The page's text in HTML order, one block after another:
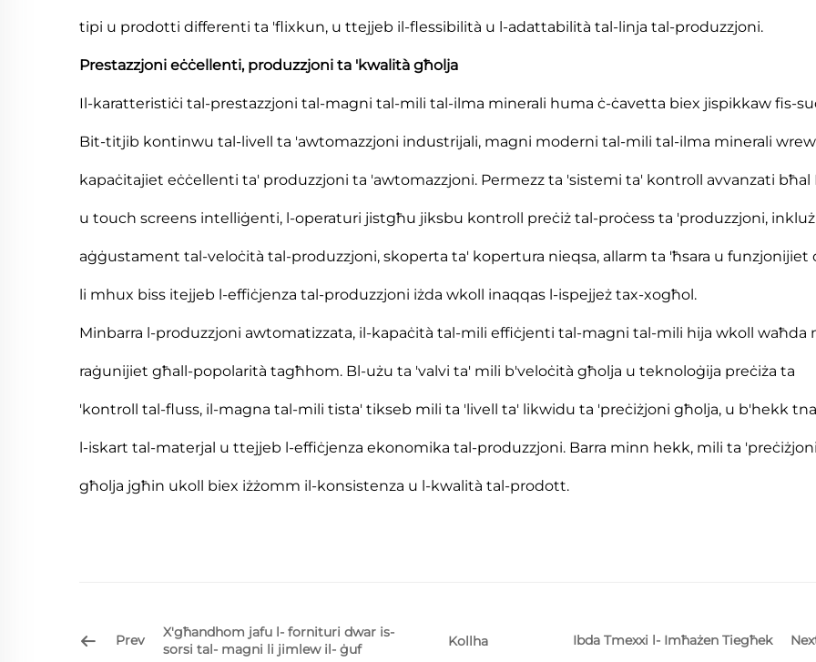
tipi u prodotti differenti ta 'flixkun, u ttejjeb il-flessibilità u l-adattabilità tal-linja tal-produzzjoni.
Prestazzjoni eċċellenti, produzzjoni ta 'kwalità għolja
Il-karatteristiċi tal-prestazzjoni tal-magni tal-mili tal-ilma minerali huma ċ-ċavetta biex jispikkaw fis-
Bit-titjib kontinwu tal-livell ta 'awtomazzjoni industrijali, magni moderni tal-mili tal-ilma minerali wrew
kapaċitajiet eċċellenti ta' produzzjoni ta 'awtomazzjoni. Permezz ta 'sistemi ta' kontroll avvanzati bħal
u touch screens intelliġenti, l-operaturi jistgħu jiksbu kontroll preċiż tal-proċess ta 'produzzjoni, inkluż
aġġustament tal-veloċità tal-produzzjoni, skoperta ta' kopertura nieqsa, allarm ta 'ħsara u funzjonijiet
li mhux biss itejjeb l-effiċjenza tal-produzzjoni iżda wkoll inaqqas l-ispejjeż tax-xogħol.
Minbarra l-produzzjoni awtomatizzata, il-kapaċità tal-mili effiċjenti tal-magni tal-mili hija wkoll waħda
raġunijiet għall-popolarità tagħhom. Bl-użu ta 'valvi ta' mili b'veloċità għolja u teknoloġija preċiża ta
'kontroll tal-fluss, il-magna tal-mili tista' tikseb mili ta 'livell ta' likwidu ta 'preċiżjoni għolja, u b'hekk
l-iskart tal-materjal u ttejjeb l-effiċjenza ekonomika tal-produzzjoni. Barra minn hekk, mili ta 'preċiżjoni
għolja jgħin ukoll biex iżżomm il-konsistenza u l-kwalità tal-prodott.
Prev
X'għandhom jafu l- fornituri dwar is-
sorsi tal- magni li jimlew il- ġuf
Kollha Ibda Tmexxi l- Imħażen Tiegħek